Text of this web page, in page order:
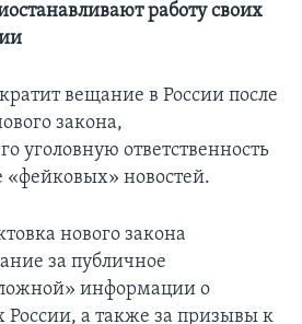
работу своих
вещание в России после
закона,
уголовную ответственность
«фейковых» новостей.
нового закона
за публичное
информации о
а также за призывы к